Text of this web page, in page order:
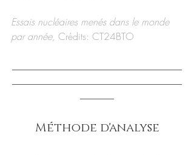
Essais nucléaires menés dans le monde
par année, Crédits: CT24BTO
Méthode d'analyse